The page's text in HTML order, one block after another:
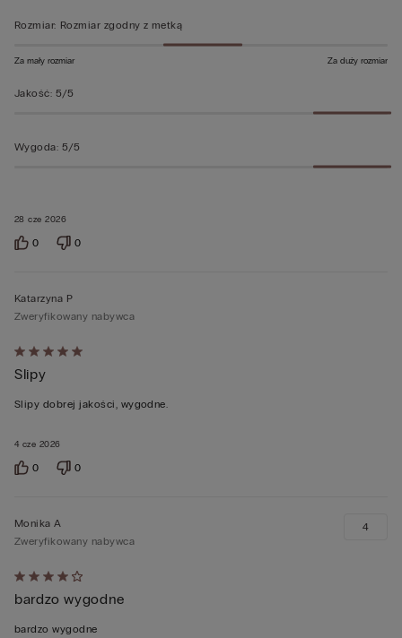
28 cze 2026
Rozmiar: Rozmiar zgodny z metką
Za mały rozmiar Za duży rozmiar
Jakość: 5/5
Wygoda: 5/5
0 0
Ocena
5
z
4 cze 2026
Katarzyna P
Zweryfikowany nabywca
Slipy
Slipy dobrej jakości, wygodne.
0 0
Ocena
4
z
Monika A
Zweryfikowany nabywca
bardzo wygodne
bardzo wygodne
4